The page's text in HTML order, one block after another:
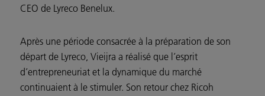
CEO de Lyreco Benelux.
Après une période consacrée à la préparation de son
départ de Lyreco, Vieijra a réalisé que l’esprit
d’entrepreneuriat et la dynamique du marché
continuaient à le stimuler. Son retour chez Ricoh